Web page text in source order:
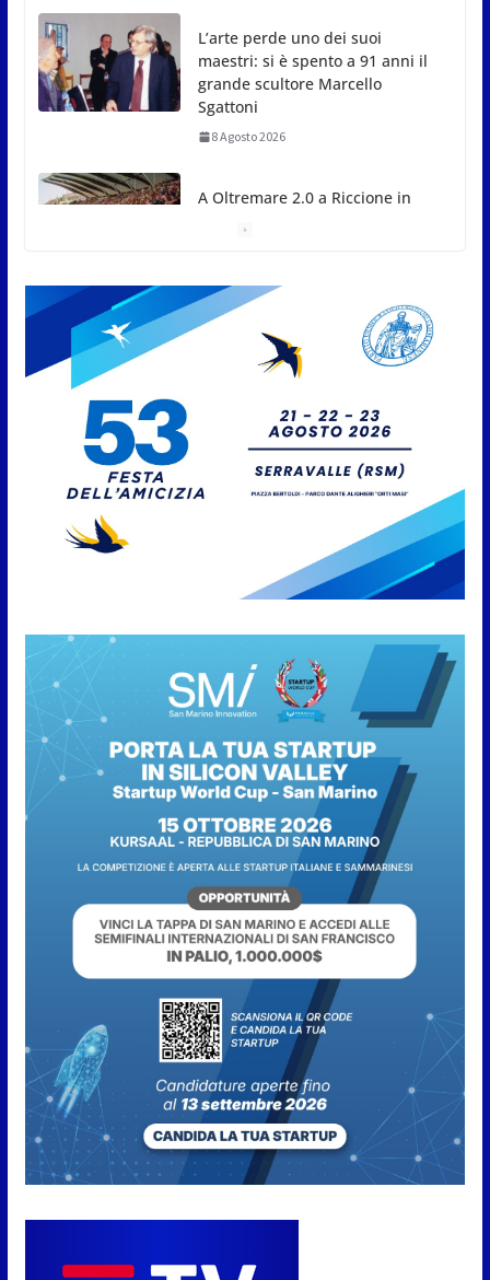
L’arte perde uno dei suoi
maestri: si è spento a 91 anni il
grande scultore Marcello
Sgattoni
8 Agosto 2026
A Oltremare 2.0 a Riccione in
San Marino Academy.
Femminile: quattro Primavera
aggregate alla Prima Squadra
8 Agosto 2026
San Marino. “Cena Tramonto &
Live” una serata di
cucina e solidarietà, a Faetano.
Con la firma e la regia di